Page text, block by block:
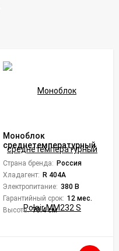
Моноблок
среднетемпературный
Polair MM232 S
Страна бренда: Россия
Хладагент: R 404A
Электропитание: 380 В
Гарантийный срок: 12 мес.
Высота: 70.4 см